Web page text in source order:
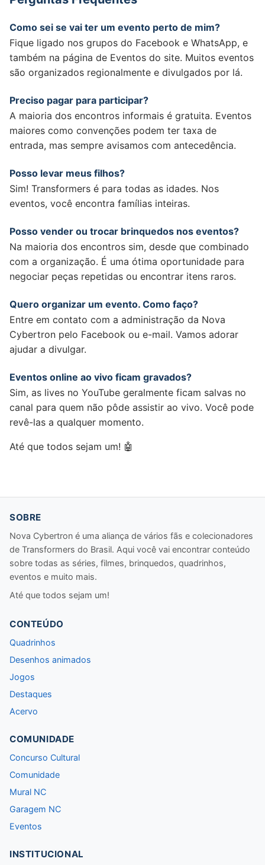
Como sei se vai ter um evento perto de mim?
Fique ligado nos grupos do Facebook e WhatsApp, e
também na página de Eventos do site. Muitos eventos
são organizados regionalmente e divulgados por lá.
Preciso pagar para participar?
A maioria dos encontros informais é gratuita. Eventos
maiores como convenções podem ter taxa de
entrada, mas sempre avisamos com antecedência.
Posso levar meus filhos?
Sim! Transformers é para todas as idades. Nos
eventos, você encontra famílias inteiras.
Posso vender ou trocar brinquedos nos eventos?
Na maioria dos encontros sim, desde que combinado
com a organização. É uma ótima oportunidade para
negociar peças repetidas ou encontrar itens raros.
Quero organizar um evento. Como faço?
Entre em contato com a administração da Nova
Cybertron pelo Facebook ou e-mail. Vamos adorar
ajudar a divulgar.
Eventos online ao vivo ficam gravados?
Sim, as lives no YouTube geralmente ficam salvas no
canal para quem não pôde assistir ao vivo. Você pode
revê-las a qualquer momento.
Até que todos sejam um! 🤖
SOBRE
Nova Cybertron é uma aliança de vários fãs e colecionadores
de Transformers do Brasil. Aqui você vai encontrar conteúdo
sobre todas as séries, filmes, brinquedos, quadrinhos,
eventos e muito mais.
Até que todos sejam um!
CONTEÚDO
Quadrinhos
Desenhos animados
Jogos
Destaques
Acervo
COMUNIDADE
Concurso Cultural
Comunidade
Mural NC
Garagem NC
Eventos
INSTITUCIONAL